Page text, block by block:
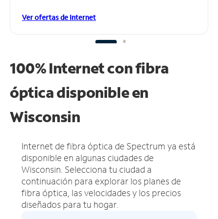
Ver ofertas de Internet
100% Internet con fibra
óptica disponible en
Wisconsin
Internet de fibra óptica de Spectrum ya está
disponible en algunas ciudades de
Wisconsin. Selecciona tu ciudad a
continuación para explorar los planes de
fibra óptica, las velocidades y los precios
diseñados para tu hogar.